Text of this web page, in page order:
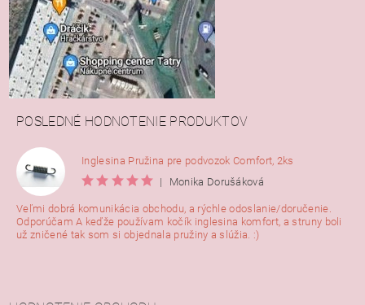
POSLEDNÉ HODNOTENIE PRODUKTOV
Inglesina Pružina pre podvozok Comfort, 2ks
|
Monika Dorušáková
Veľmi dobrá komunikácia obchodu, a rýchle odoslanie/doručenie.
Odporúčam A keďže používam kočík inglesina komfort, a struny boli
už zničené tak som si objednala pružiny a slúžia. :)